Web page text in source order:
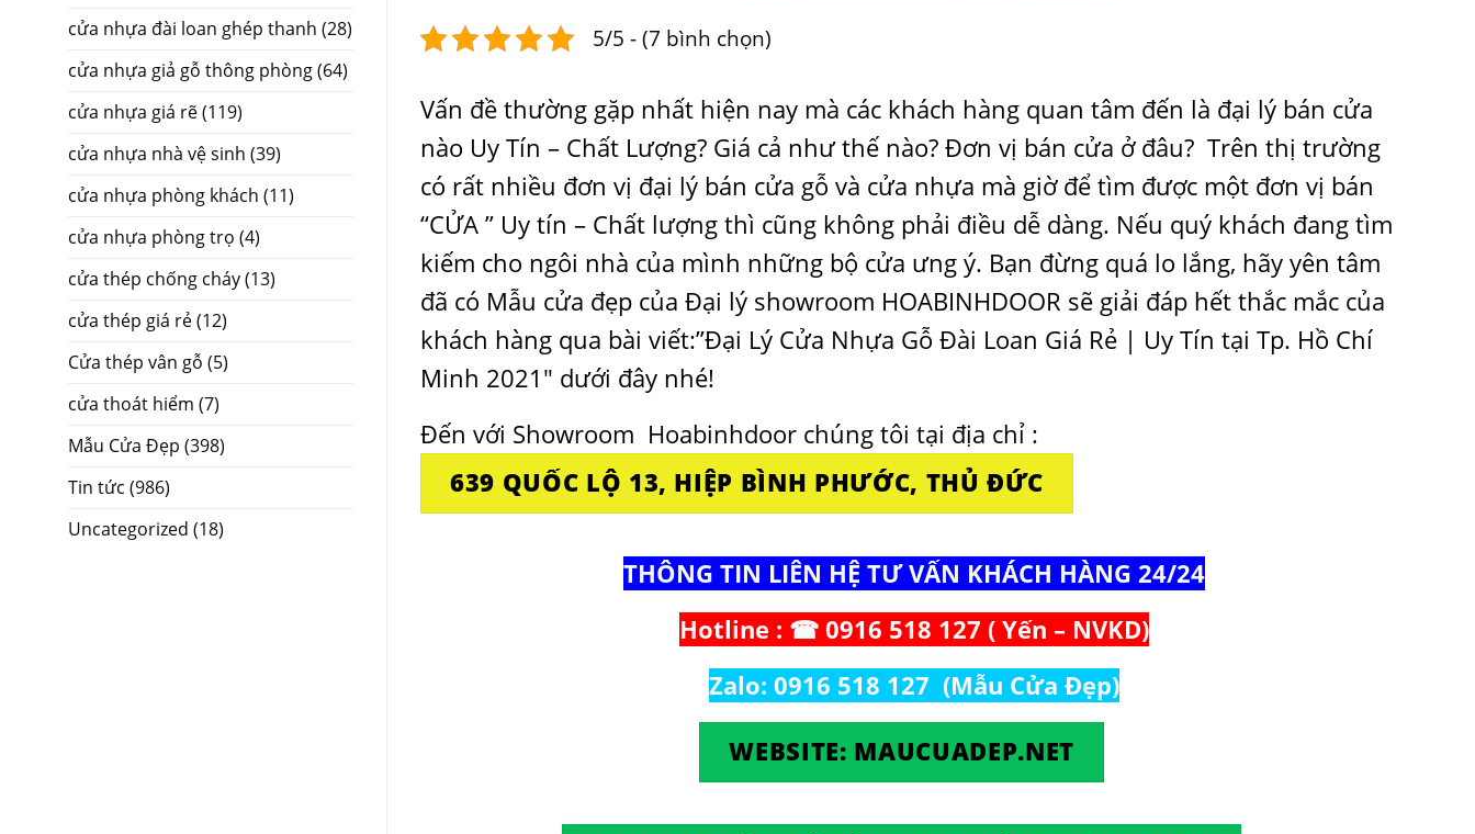
cửa nhựa đài loan ghép thanh (28)
cửa nhựa giả gỗ thông phòng(64)
cửa nhựa giá rẽ(119)
cửa nhựa nhà vệ sinh (39)
cửa nhựa phòng khách (11)
cửa nhựa phòng trọ (4)
cửa thép chống cháy(13)
cửa thép giá rẻ(12)
Cửa thép vân gỗ (5)
cửa thoát hiểm (7)
Mẫu Cửa Đẹp (398)
Tin tức (986)
Uncategorized (18)
5/5 - (7 bình chọn)
Vấn đề thường gặp nhất hiện nay mà các khách hàng quan tâm đến là đại lý bán cửa
nào Uy Tín – Chất Lượng? Giá cả như thế nào? Đơn vị bán cửa ở đâu? Trên thị trường
có rất nhiều đơn vị đại lý bán cửa gỗ và cửa nhựa mà giờ để tìm được một đơn vị bán
“CỬA ” Uy tín – Chất lượng thì cũng không phải điều dễ dàng. Nếu quý khách đang tìm
kiếm cho ngôi nhà của mình những bộ cửa ưng ý. Bạn đừng quá lo lắng, hãy yên tâm
đã có Mẫu cửa đẹp của Đại lý showroom HOABINHDOOR sẽ giải đáp hết thắc mắc của
khách hàng qua bài viết:”Đại Lý Cửa Nhựa Gỗ Đài Loan Giá Rẻ | Uy Tín tại Tp. Hồ Chí
Minh 2021″ dưới đây nhé!
Đến với Showroom Hoabinhdoor chúng tôi tại địa chỉ :
639 QUỐC LỘ 13, HIỆP BÌNH PHƯỚC, THỦ ĐỨC
THÔNG TIN LIÊN HỆ TƯ VẤN KHÁCH HÀNG 24/24
Hotline : ☎ 0916 518 127 ( Yến – NVKD)
Zalo: 0916 518 127 (Mẫu Cửa Đẹp)
WEBSITE: MAUCUADEP.NET